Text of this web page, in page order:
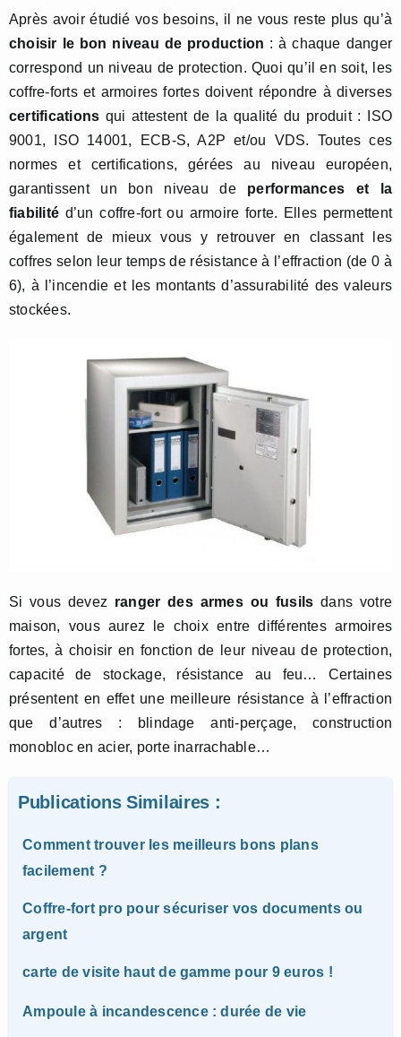
Après avoir étudié vos besoins, il ne vous reste plus qu’à
choisir le bon niveau de production : à chaque danger
correspond un niveau de protection. Quoi qu’il en soit, les
coffre-forts et armoires fortes doivent répondre à diverses
certifications qui attestent de la qualité du produit : ISO
9001, ISO 14001, ECB-S, A2P et/ou VDS. Toutes ces
normes et certifications, gérées au niveau européen,
garantissent un bon niveau de performances et la
fiabilité d’un coffre-fort ou armoire forte. Elles permettent
également de mieux vous y retrouver en classant les
coffres selon leur temps de résistance à l’effraction (de 0 à
6), à l’incendie et les montants d’assurabilité des valeurs
stockées.
Si vous devez ranger des armes ou fusils dans votre
maison, vous aurez le choix entre différentes armoires
fortes, à choisir en fonction de leur niveau de protection,
capacité de stockage, résistance au feu… Certaines
présentent en effet une meilleure résistance à l’effraction
que d’autres : blindage anti-perçage, construction
monobloc en acier, porte inarrachable…
Publications Similaires :
Comment trouver les meilleurs bons plans
facilement ?
Coffre-fort pro pour sécuriser vos documents ou
argent
carte de visite haut de gamme pour 9 euros !
Ampoule à incandescence : durée de vie